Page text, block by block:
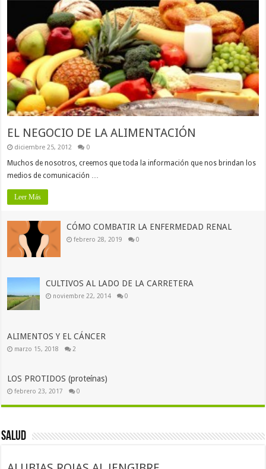
EL NEGOCIO DE LA ALIMENTACIÓN
diciembre 25, 2012 0
Muchos de nosotros, creemos que toda la información que nos brindan los
medios de comunicación …
Leer Más
CÓMO COMBATIR LA ENFERMEDAD RENAL
febrero 28, 2019 0
CULTIVOS AL LADO DE LA CARRETERA
noviembre 22, 2014 0
ALIMENTOS Y EL CÁNCER
marzo 15, 2018 2
LOS PROTIDOS (proteínas)
febrero 23, 2017 0
Salud